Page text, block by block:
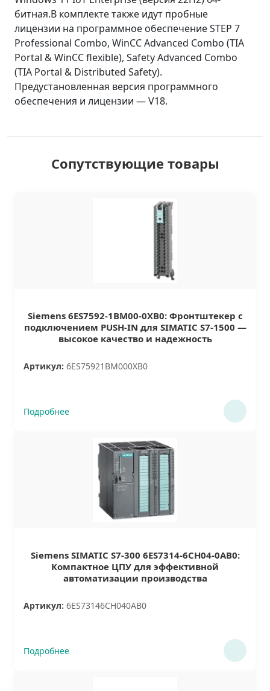
битная.В комплекте также идут пробные
лицензии на программное обеспечение STEP 7
Professional Combo, WinCC Advanced Combo (TIA
Portal & WinCC flexible), Safety Advanced Combo
(TIA Portal & Distributed Safety).
Предустановленная версия программного
обеспечения и лицензии — V18.
Сопутствующие товары
Siemens 6ES7592-1BM00-0XB0: Фронтштекер с
подключением PUSH-IN для SIMATIC S7-1500 —
высокое качество и надежность
Артикул: 6ES75921BM000XB0
Подробнее
Siemens SIMATIC S7-300 6ES7314-6CH04-0AB0:
Компактное ЦПУ для эффективной
автоматизации производства
Артикул: 6ES73146CH040AB0
Подробнее